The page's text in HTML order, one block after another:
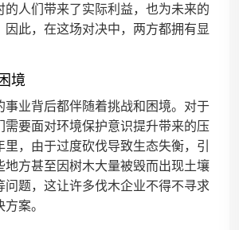
的人们带来了实际利益，也为未来的
因此，在这场对决中，两方都拥有显
境
事业背后都伴随着挑战和困境。对于
需要面对环境保护意识提升带来的压
，由于过度砍伐导致生态失衡，引
地方甚至因树木大量被毁而出现土壤
问题，这让许多伐木企业不得不寻求
案。